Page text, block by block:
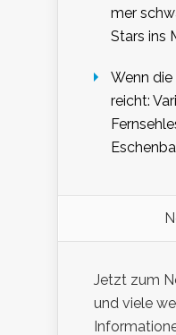
mer
Stars ins
Wenn
reicht:
Jetzt zum
und viele